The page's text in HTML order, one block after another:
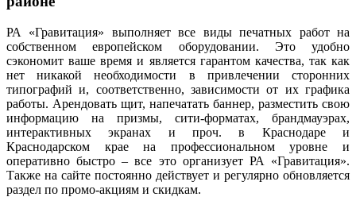
РА «Гравитация» выполняет все виды печатных работ на
собственном европейском оборудовании. Это удобно
сэкономит ваше время и является гарантом качества, так как
нет никакой необходимости в привлечении сторонних
типографий и, соответственно, зависимости от их графика
работы. Арендовать щит, напечатать баннер, разместить свою
информацию на призмы, сити-форматах, брандмауэрах,
интерактивных экранах и проч. в Краснодаре и
Краснодарском крае на профессиональном уровне и
оперативно быстро – все это организует РА «Гравитация».
Также на сайте постоянно действует и регулярно обновляется
раздел по промо-акциям и скидкам.